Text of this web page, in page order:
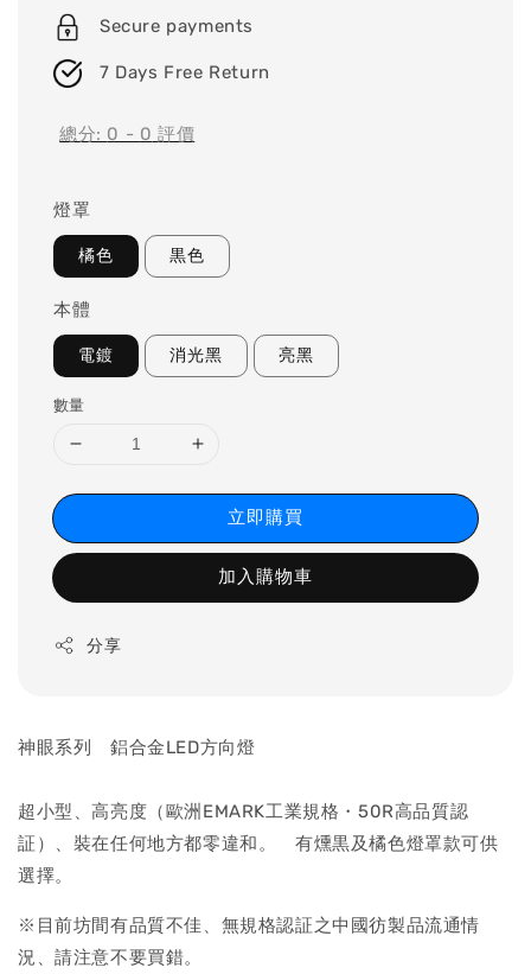
Secure payments
7 Days Free Return
總分: 0 - 0 評價
燈罩
橘色 黒色
本體
電鍍 消光黑 亮黑
數量
立即購買
加入購物車
分享
神眼系列 鋁合金LED方向燈
超小型、高亮度（歐洲EMARK工業規格・50R高品質認
証）、裝在任何地方都零違和。 有燻黒及橘色燈罩款可供
選擇。
※目前坊間有品質不佳、無規格認証之中國彷製品流通情
況、請注意不要買錯。